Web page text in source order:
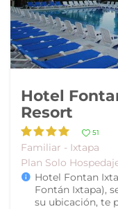
Hotel
Resort
51
Familiar - Ixtapa
Plan Solo
Hotel Fontan
Fontán Ixtapa),
su ubicación, te